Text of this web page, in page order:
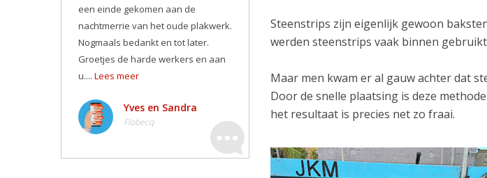
Steenstrips zijn eigenlijk gewoon
werden steenstrips vaak binnen
Maar men kwam er al gauw achter dat
Door de snelle plaatsing is deze
het resultaat is precies net zo fraai.
een einde gekomen aan de
nachtmerrie van het oude plakwerk.
Nogmaals bedankt en tot later.
Groetjes de harde werkers en aan
u.... Lees meer
Yves en Sandra
Flobecq